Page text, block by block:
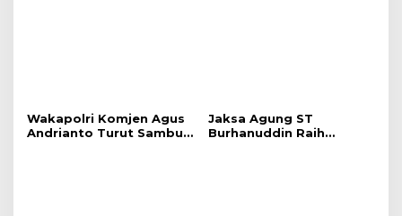
Wakapolri Komjen Agus
Andrianto Turut Sambut
Jaksa Agung ST
Burhanuddin Raih